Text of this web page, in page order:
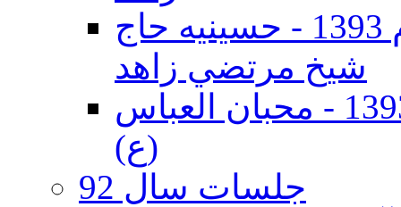
جلسات دهه اول محرم الحرام 1393 - حسينيه حاج
شيخ مرتضي زاهد
جلسات دهه اول محرم الحرام 1393 - محبان العباس
(ع)
جلسات سال 92